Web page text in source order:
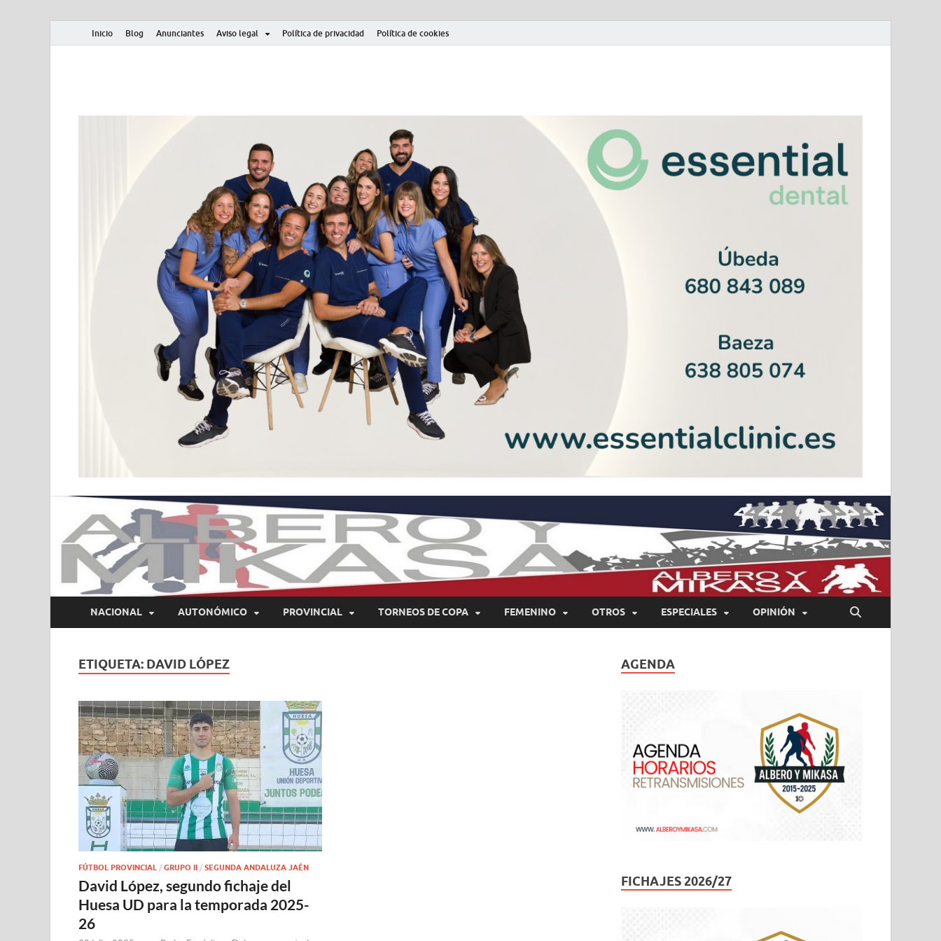
Inicio Blog Anunciantes Aviso legal Política de privacidad Política de cookies
NACIONAL AUTONÓMICO PROVINCIAL TORNEOS DE COPA FEMENINO OTROS ESPECIALES OPINIÓN
ETIQUETA: DAVID LÓPEZ
FÚTBOL PROVINCIAL / GRUPO II / SEGUNDA ANDALUZA JAÉN
David López, segundo fichaje del
Huesa UD para la temporada 2025-
26
AGENDA
FICHAJES 2026/27